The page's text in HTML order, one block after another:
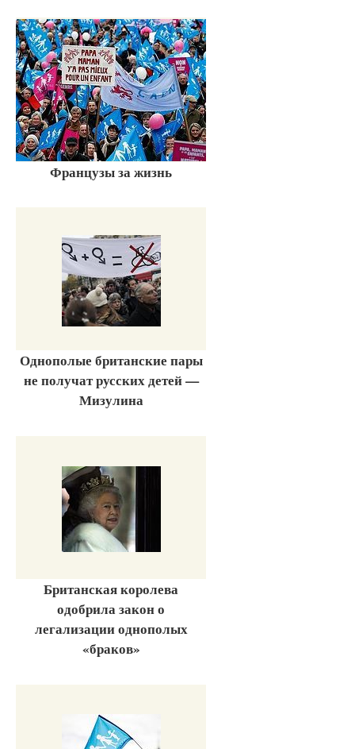
Французы за жизнь
Однополые британские пары
не получат русских детей —
Мизулина
Британская королева
одобрила закон о
легализации однополых
«браков»